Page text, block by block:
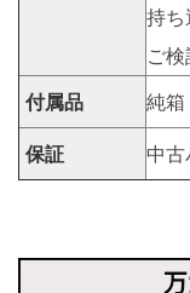
持
ご検
付属品
純
保証
中